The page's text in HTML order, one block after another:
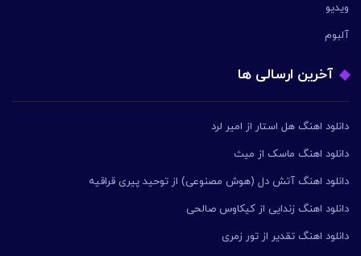
ویدیو
آلبوم
آخرین ارسالی ها
دانلود اهنگ هل استار از امیر لرد
دانلود اهنگ ماسک از میث
دانلود اهنگ آتش دل (هوش مصنوعی) از توحید پیری قراقیه
دانلود اهنگ زندایی از کیکاوس صالحی
دانلود اهنگ تقدیر از تور زمری